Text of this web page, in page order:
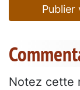
Notez cette